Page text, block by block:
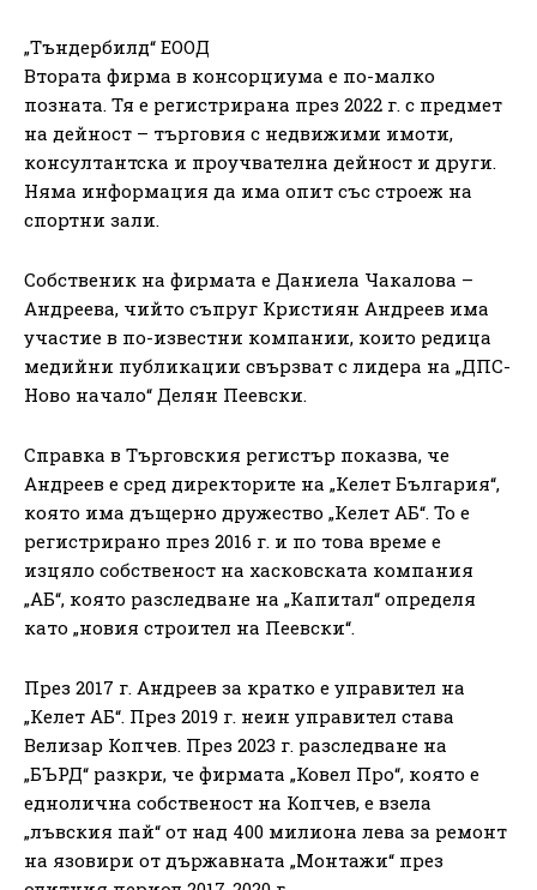
„Тъндербилд“ ЕООД
Втората фирма в консорциума е по-малко
позната. Тя е регистрирана през 2022 г. с предмет
на дейност – търговия с недвижими имоти,
консултантска и проучвателна дейност и други.
Няма информация да има опит със строеж на
спортни зали.
Собственик на фирмата е Даниела Чакалова –
Андреева, чийто съпруг Кристиян Андреев има
участие в по-известни компании, които редица
медийни публикации свързват с лидера на „ДПС-
Ново начало“ Делян Пеевски.
Справка в Търговския регистър показва, че
Андреев е сред директорите на „Келет България“,
която има дъщерно дружество „Келет АБ“. То е
регистрирано през 2016 г. и по това време е
изцяло собственост на хасковската компания
„АБ“, която разследване на „Капитал“ определя
като „новия строител на Пеевски“.
През 2017 г. Андреев за кратко е управител на
„Келет АБ“. През 2019 г. неин управител става
Велизар Копчев. През 2023 г. разследване на
„БЪРД“ разкри, че фирмата „Ковел Про“, която е
еднолична собственост на Копчев, е взела
„лъвския пай“ от над 400 милиона лева за ремонт
на язовири от държавната „Монтажи“ през